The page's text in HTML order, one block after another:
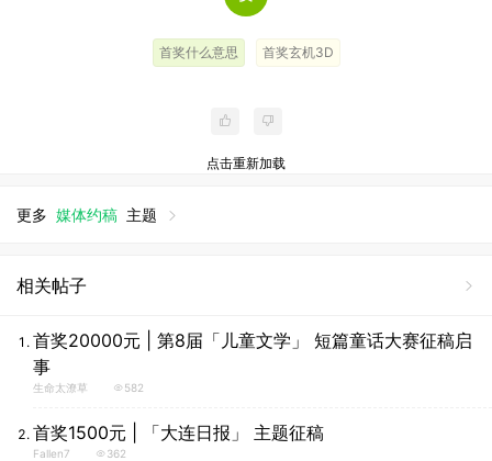
首奖什么意思 首奖玄机3D
点击重新加载
更多 媒体约稿 主题
相关帖子
首奖20000元 | 第8届「儿童文学」 短篇童话大赛征稿启
事
生命太潦草 582
首奖1500元 | 「大连日报」 主题征稿
Fallen7 362